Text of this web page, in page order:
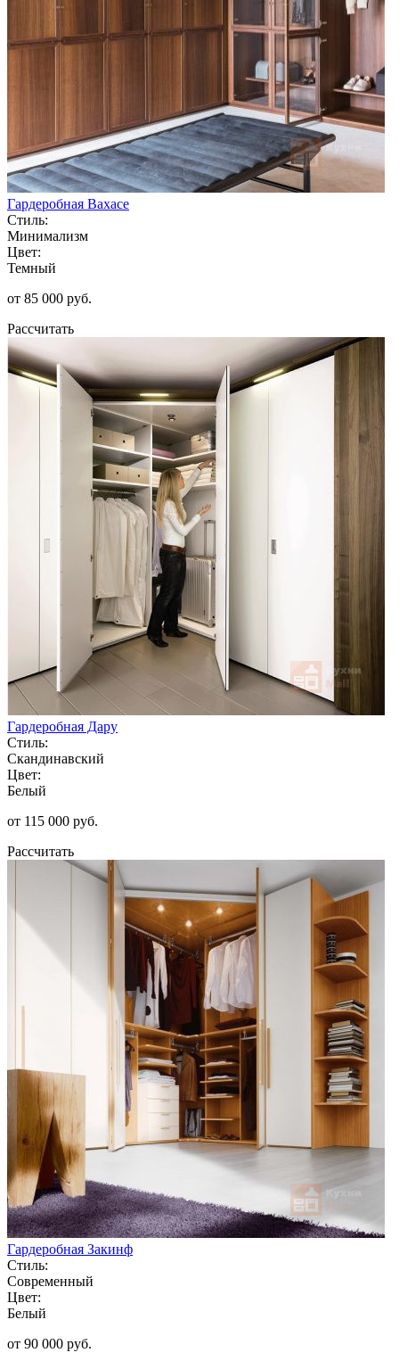
Гардеробная Вахасе
Стиль:
Минимализм
Цвет:
Темный
от 85 000 руб.
Рассчитать
Гардеробная Дару
Стиль:
Скандинавский
Цвет:
Белый
от 115 000 руб.
Рассчитать
Гардеробная Закинф
Стиль:
Современный
Цвет:
Белый
от 90 000 руб.